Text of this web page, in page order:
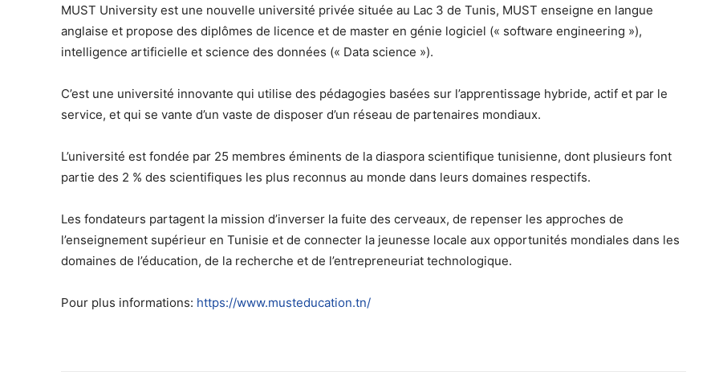
MUST University est une nouvelle université privée située au Lac 3 de Tunis, MUST enseigne en langue
anglaise et propose des diplômes de licence et de master en génie logiciel (« software engineering »),
intelligence artificielle et science des données (« Data science »).
C’est une université innovante qui utilise des pédagogies basées sur l’apprentissage hybride, actif et par le
service, et qui se vante d’un vaste de disposer d’un réseau de partenaires mondiaux.
L’université est fondée par 25 membres éminents de la diaspora scientifique tunisienne, dont plusieurs font
partie des 2 % des scientifiques les plus reconnus au monde dans leurs domaines respectifs.
Les fondateurs partagent la mission d’inverser la fuite des cerveaux, de repenser les approches de
l’enseignement supérieur en Tunisie et de connecter la jeunesse locale aux opportunités mondiales dans les
domaines de l’éducation, de la recherche et de l’entrepreneuriat technologique.
Pour plus informations: https://www.musteducation.tn/